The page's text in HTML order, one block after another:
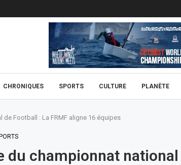
CHRONIQUES SPORTS CULTURE PLANÈTE
Football : La FRMF aligne 16 équipes
du championnat